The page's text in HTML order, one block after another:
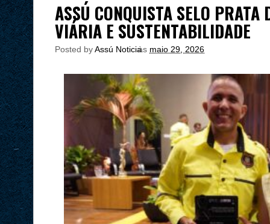
ASSÚ CONQUISTA SELO PRATA
VIÁRIA E SUSTENTABILIDADE
Posted byAssú Noticia
às maio 29, 2026